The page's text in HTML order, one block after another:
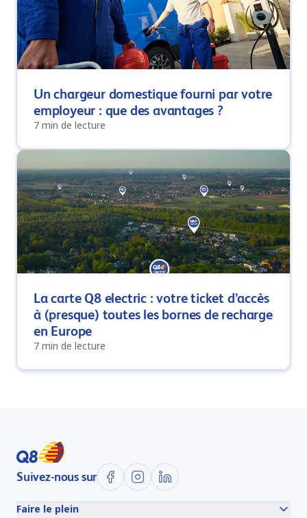
Un chargeur domestique fourni par votre
employeur : que des avantages ?
7 min de lecture
La carte Q8 electric : votre ticket d’accès
à (presque) toutes les bornes de recharge
en Europe
7 min de lecture
Suivez-nous sur
Faire le plein